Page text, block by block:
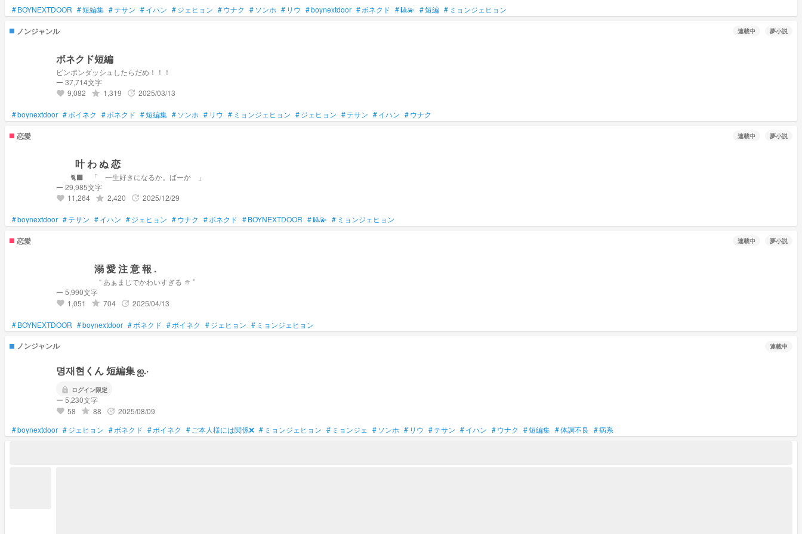
#BOYNEXTDOOR #短編集 #テサン #イハン #ジェヒョン #ウナク #ソンホ # リウ #boynextdoor #ボネクド #🎱💫 #短編 # ミョンジェヒョン
ノンジャンル 連載中 夢小説
ボネクド短編
ピンポンダッシュしたらだめ！！！
ー 37,714文字
favorite 9,082 grade 1,319 update 2025/03/13
#boynextdoor #ボイネク #ボネクド #短編集 #ソンホ # リウ # ミョンジェヒョン #ジェヒョン #テサン #イハン #ウナク
恋愛 連載中 夢小説
叶 わ ぬ 恋
🐈‍⬛ 「 一生好きになるか。ばーか 」
ー 29,985文字
favorite 11,264 grade 2,420 update 2025/12/29
#boynextdoor #テサン #イハン #ジェヒョン #ウナク #ボネクド #BOYNEXTDOOR #🎱💫 # ミョンジェヒョン
恋愛 連載中 夢小説
溺 愛 注 意 報 .
“ あぁまじでかわいすぎる ㅎ ”
ー 5,990文字
favorite 1,051 grade 704 update 2025/04/13
#BOYNEXTDOOR #boynextdoor #ボネクド #ボイネク #ジェヒョン # ミョンジェヒョン
ノンジャンル 連載中
명재현くん 短編集 ‪ஐ‬.·
lock ログイン限定
ー 5,230文字
favorite 58 grade 88 update 2025/08/09
#boynextdoor #ジェヒョン #ボネクド #ボイネク # ご本人様には関係❌ # ミョンジェヒョン # ミョンジェ #ソンホ # リウ #テサン #イハン #ウナク #短編集 #体調不良 #病系